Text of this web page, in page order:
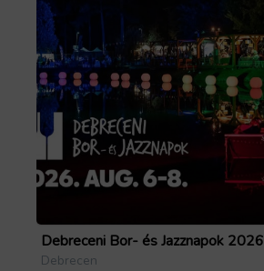
Debreceni Bor- és Jazznapok 2026
Debrecen